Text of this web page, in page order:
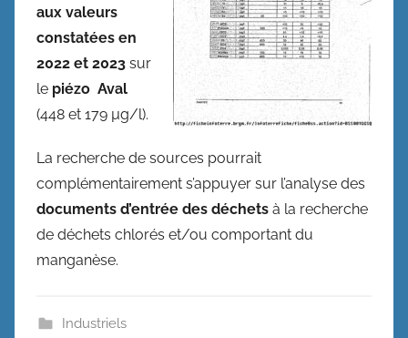
aux valeurs
constatées en
2022 et 2023 sur
le piézo Aval
(448 et 179 µg/l).
La recherche de sources pourrait
complémentairement s’appuyer sur l’analyse des
documents d’entrée des déchets à la recherche
de déchets chlorés et/ou comportant du
manganèse.
Industriels